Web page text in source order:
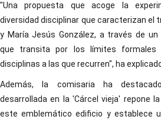
"Una propuesta que acoge la
diversidad disciplinar que caracterizan el
y María Jesús González, a través de
que transita por los límites formales
disciplinas a las que recurren", ha
Además, la comisaria ha
desarrollada en la 'Cárcel vieja' repone
este emblemático edificio y establece